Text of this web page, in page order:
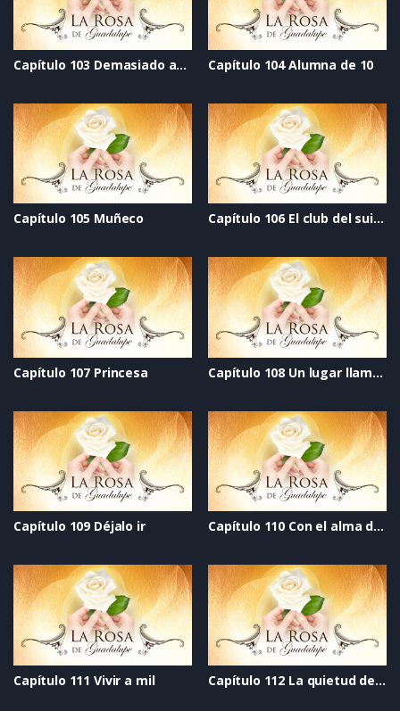
Capítulo 103 Demasiado amor Capítulo 104 Alumna de 10
Capítulo 105 Muñeco Capítulo 106 El club del suicidio
Capítulo 107 Princesa Capítulo 108 Un lugar llamado hogar
Capítulo 109 Déjalo ir Capítulo 110 Con el alma desnuda
Capítulo 111 Vivir a mil Capítulo 112 La quietud del viento